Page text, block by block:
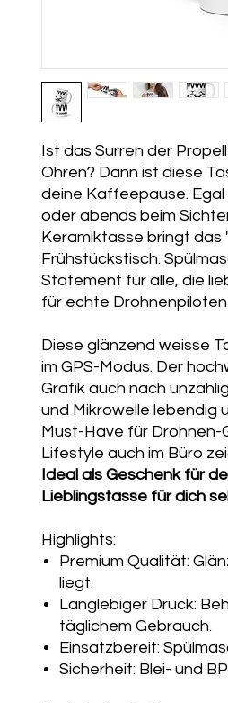
Ist das Surren der
Ohren? Dann ist diese
deine Kaffeepause.
oder abends beim
Keramiktasse bringt das
Frühstückstisch.
Statement für alle, die
für echte
Diese glänzend weisse
im GPS-Modus. Der
Grafik auch nach
und Mikrowelle lebendig
Must-Have für Drohnen-
Lifestyle auch im Büro
Ideal als Geschenk für
Lieblingstasse für dich
Highlights:
Premium Qualität:
liegt.
Langlebiger Druck:
täglichem Gebrauch.
Einsatzbereit:
Sicherheit: Blei- und